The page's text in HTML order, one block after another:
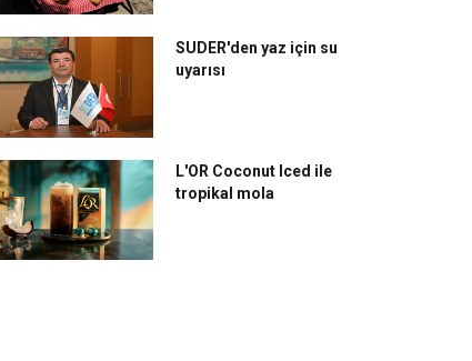
SUDER'den yaz için su
uyarısı
L'OR Coconut Iced ile
tropikal mola